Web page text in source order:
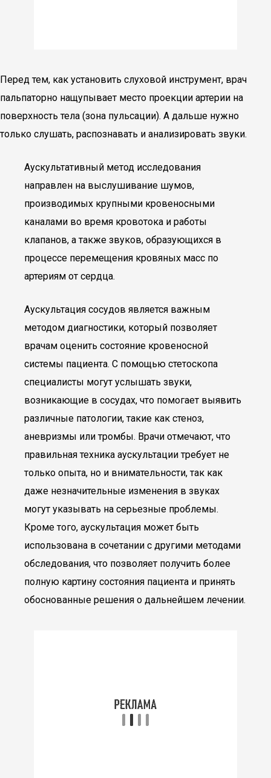
Перед тем, как установить слуховой инструмент, врач
пальпаторно нащупывает место проекции артерии на
поверхность тела (зона пульсации). А дальше нужно
только слушать, распознавать и анализировать звуки.
Аускультативный метод исследования
направлен на выслушивание шумов,
производимых крупными кровеносными
каналами во время кровотока и работы
клапанов, а также звуков, образующихся в
процессе перемещения кровяных масс по
артериям от сердца.
Аускультация сосудов является важным
методом диагностики, который позволяет
врачам оценить состояние кровеносной
системы пациента. С помощью стетоскопа
специалисты могут услышать звуки,
возникающие в сосудах, что помогает выявить
различные патологии, такие как стеноз,
аневризмы или тромбы. Врачи отмечают, что
правильная техника аускультации требует не
только опыта, но и внимательности, так как
даже незначительные изменения в звуках
могут указывать на серьезные проблемы.
Кроме того, аускультация может быть
использована в сочетании с другими методами
обследования, что позволяет получить более
полную картину состояния пациента и принять
обоснованные решения о дальнейшем лечении.